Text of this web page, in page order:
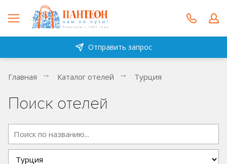
Отправить запрос
Главная Каталог отелей Турция
Поиск отелей